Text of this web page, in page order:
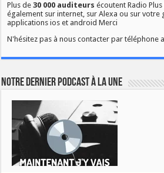
Plus de30 000 auditeurs écoutent Radio
également sur internet, sur Alexa ou sur votre
applications ios et android Merci
N'hésitez pas à nous contacter par téléphone
Notre dernier podcast à la une